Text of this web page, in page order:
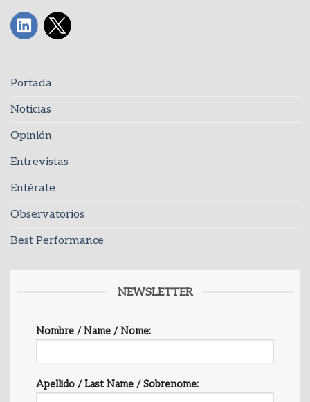
Portada
Noticias
Opinión
Entrevistas
Entérate
Observatorios
Best Performance
NEWSLETTER
Nombre / Name / Nome:
Apellido / Last Name / Sobrenome: